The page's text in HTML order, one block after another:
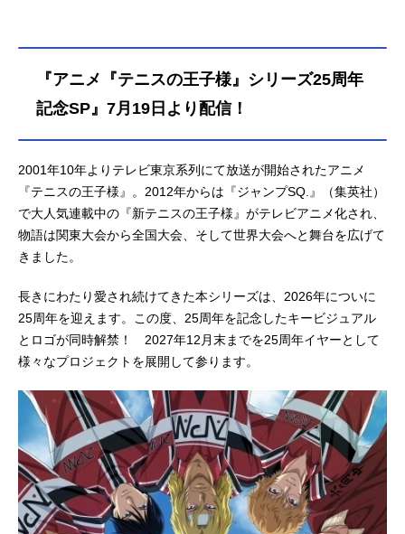
『アニメ『テニスの王子様』シリーズ25周年
記念SP』7月19日より配信！
2001年10年よりテレビ東京系列にて放送が開始されたアニメ
『テニスの王子様』。2012年からは『ジャンプSQ.』（集英社）
で大人気連載中の『新テニスの王子様』がテレビアニメ化され、
物語は関東大会から全国大会、そして世界大会へと舞台を広げて
きました。
長きにわたり愛され続けてきた本シリーズは、2026年についに
25周年を迎えます。この度、25周年を記念したキービジュアル
とロゴが同時解禁！ 2027年12月末までを25周年イヤーとして
様々なプロジェクトを展開して参ります。